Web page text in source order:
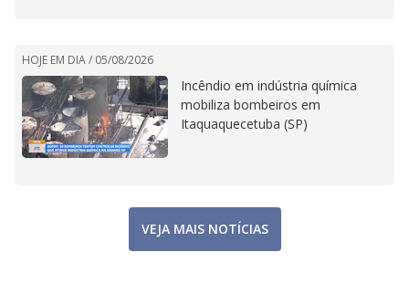
HOJE EM DIA / 05/08/2026
Incêndio em indústria química
mobiliza bombeiros em
Itaquaquecetuba (SP)
VEJA MAIS NOTÍCIAS